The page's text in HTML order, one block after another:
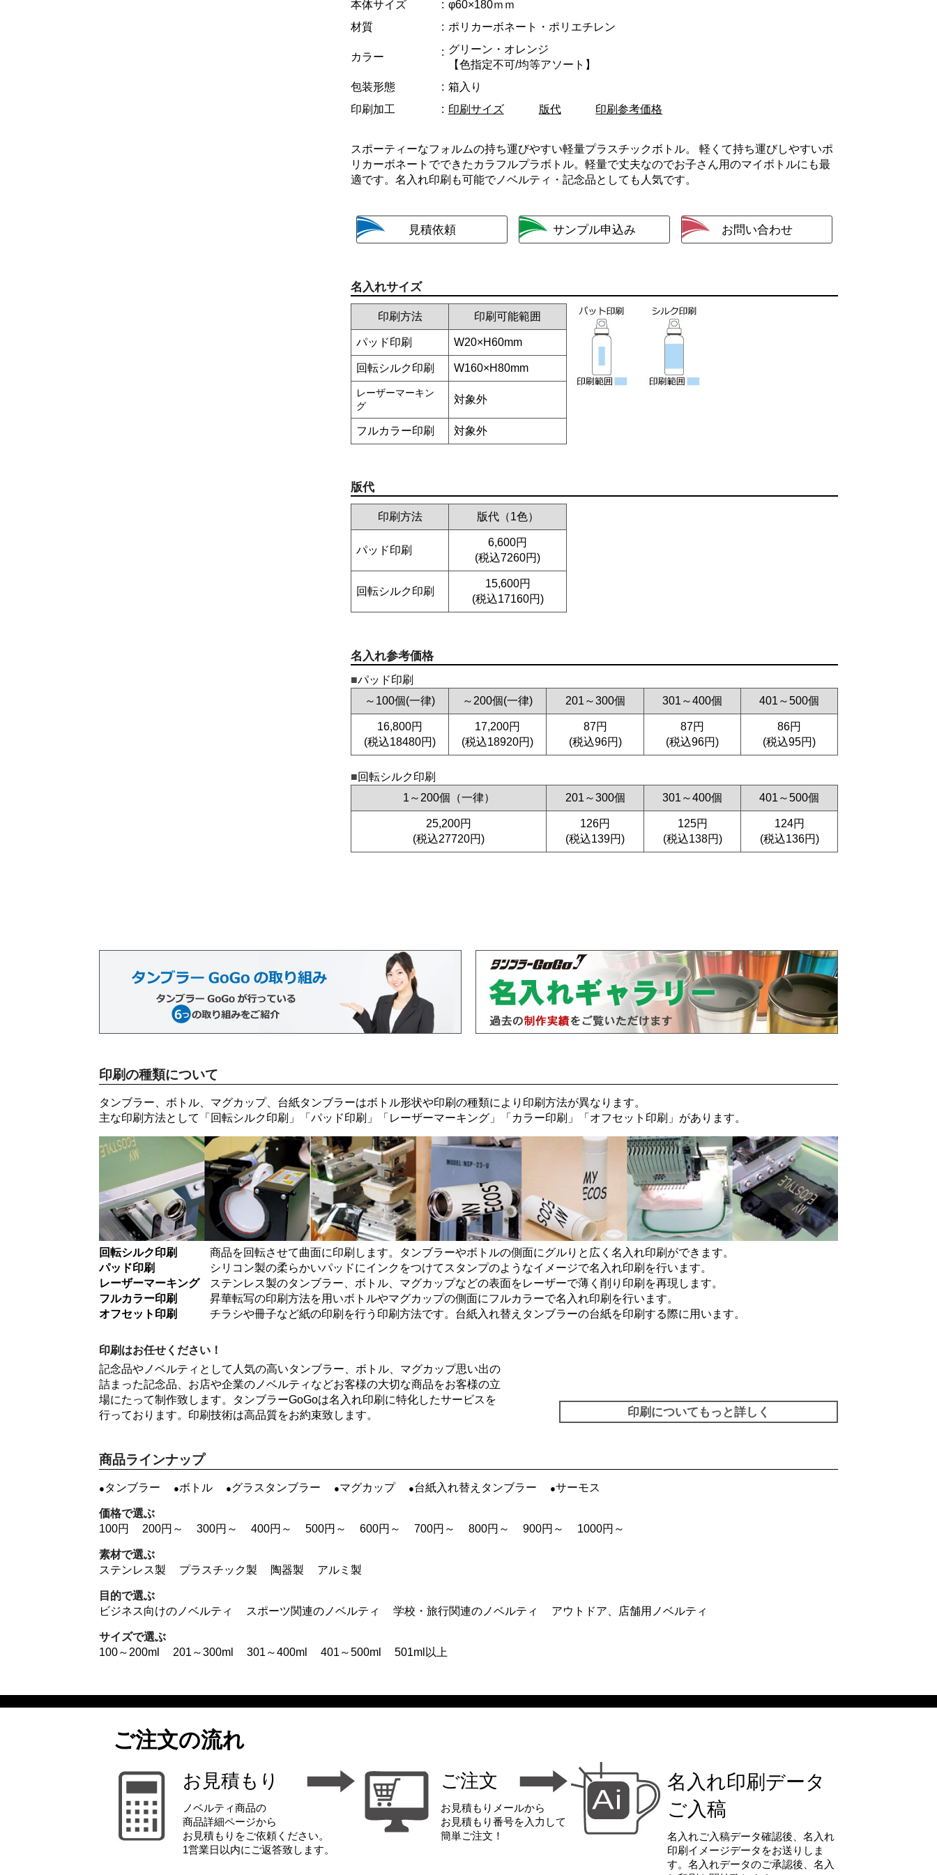
本体サイズ
φ60×180ｍｍ
材質
ポリカーボネート・ポリエチレン
カラー
グリーン・オレンジ
【色指定不可/均等アソート】
包装形態
箱入り
印刷加工
印刷サイズ 版代 印刷参考価格
スポーティーなフォルムの持ち運びやすい軽量プラスチックボトル。 軽くて持ち運びしやすいポ
リカーボネートでできたカラフルプラボトル。軽量で丈夫なのでお子さん用のマイボトルにも最
適です。名入れ印刷も可能でノベルティ・記念品としても人気です。
名入れサイズ
印刷方法 印刷可能範囲
パッド印刷 W20×H60mm
回転シルク印刷 W160×H80mm
レーザーマーキン
グ
対象外
フルカラー印刷 対象外
版代
印刷方法 版代（1色）
パッド印刷
6,600円
(税込7260円)
回転シルク印刷
15,600円
(税込17160円)
名入れ参考価格
パッド印刷
～100個(一律)
～200個(一律) 201～300個 301～400個 401～500個
16,800円
(税込18480円)
17,200円
(税込18920円)
87円
(税込96円)
87円
(税込96円)
86円
(税込95円)
回転シルク印刷
1～200個（一律）
201～300個 301～400個 401～500個
25,200円
(税込27720円)
126円
(税込139円)
125円
(税込138円)
124円
(税込136円)
印刷の種類について
タンブラー、ボトル、マグカップ、台紙タンブラーはボトル形状や印刷の種類により印刷方法が異なります。
主な印刷方法として「 回転シルク印刷 」「 パッド印刷 」「 レーザーマーキング 」「 カラー印刷 」「 オフセット印刷 」があります。
回転シルク印刷
商品を回転させて曲面に印刷します。タンブラーやボトルの側面にグルりと広く名入れ印刷ができます。
パッド印刷
シリコン製の柔らかいパッドにインクをつけてスタンプのようなイメージで名入れ印刷を行います。
レーザーマーキング
ステンレス製のタンブラー、ボトル、マグカップなどの表面をレーザーで薄く削り印刷を再現します。
フルカラー印刷
昇華転写の印刷方法を用いボトルやマグカップの側面にフルカラーで名入れ印刷を行います。
オフセット印刷
チラシや冊子など紙の印刷を行う印刷方法です。台紙入れ替えタンブラーの台紙を印刷する際に用います。
印刷はお任せください！
記念品やノベルティとして人気の高いタンブラー、ボトル、マグカップ思い出の
詰まった記念品、お店や企業のノベルティなどお客様の大切な商品をお客様の立
場にたって制作致します。タンブラーGoGoは名入れ印刷に特化したサービスを
行っております。印刷技術は高品質をお約束致します。
印刷についてもっと詳しく
商品ラインナップ
タンブラー ボトル グラスタンブラー マグカップ 台紙入れ替えタンブラー サーモス
価格で選ぶ
100円
200円～ 300円～ 400円～ 500円～ 600円～ 700円～ 800円～ 900円～ 1000円～
素材で選ぶ
ステンレス製
プラスチック製 陶器製 アルミ製
目的で選ぶ
ビジネス向けのノベルティ
スポーツ関連のノベルティ 学校・旅行関連のノベルティ アウトドア、店舗用ノベルティ
サイズで選ぶ
100～200ml
201～300ml 301～400ml 401～500ml 501ml以上
ご注文の流れ
お見積もり
ノベルティ商品の
商品詳細ページから
お見積もりをご依頼ください。
1営業日以内にご返答致します。
ご注文
お見積もりメールから
お見積もり番号を入力して
簡単ご注文！
名入れ印刷データ
ご入稿
名入れご入稿データ確認後、名入れ
印刷イメージデータをお送りしま
す。名入れデータのご承認後、名入